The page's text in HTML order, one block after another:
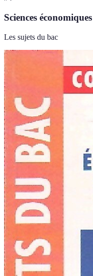
Sciences
Les sujets du bac